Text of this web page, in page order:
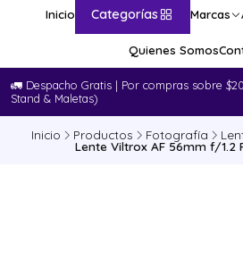
Inicio Categorías Marcas
Quienes Somos
🚛​ Despacho Gratis | Por compras sobre
Stand & Maletas)
Inicio Productos Fotografía
Lente Viltrox AF 56mm f/1.2